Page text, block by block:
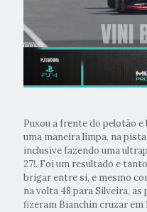
Puxou a frente do pelotão
uma maneira limpa, na
inclusive fazendo uma
27!. Foi um resultado e
brigar entre si, e mesmo
na volta 48 para Silveira,
fizeram Bianchin cruzar em